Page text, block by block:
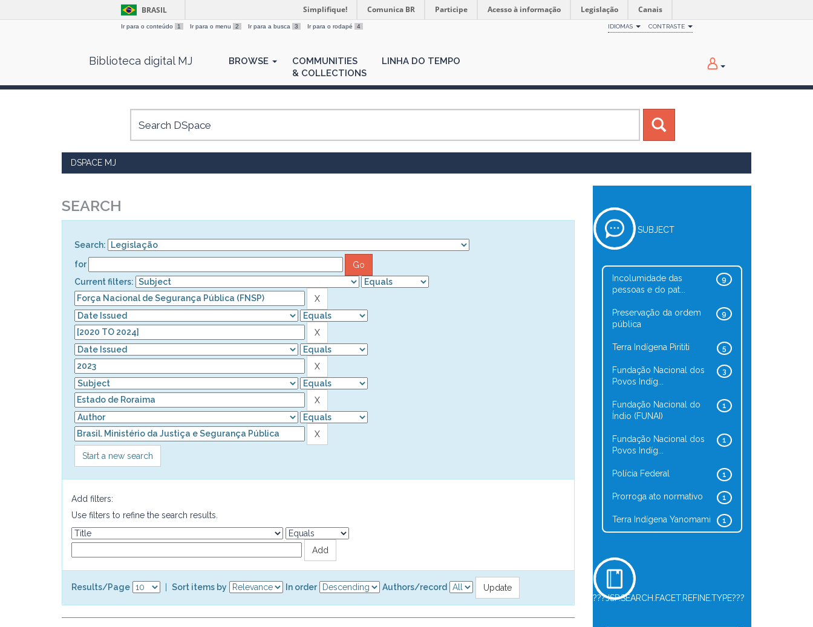
BRASIL Simplifique! Comunica BR Participe Acesso à informação Legislação Canais
Ir para o conteúdo 1 Ir para o menu 2 Ir para a busca 3 Ir para o rodapé 4 IDIOMAS CONTRASTE
Biblioteca digital MJ BROWSE
COMMUNITIES
& COLLECTIONS
LINHA DO TEMPO
DSPACE MJ
SEARCH
Search:
for
Current filters:
Start a new search
Add filters:
Use filters to refine the search results.
Results/Page Sort items by In order Authors/record
SUBJECT
9
Incolumidade das
pessoas e do pat...
9
Preservação da ordem
pública
5
Terra Indígena Pirititi
3
Fundação Nacional dos
Povos Indíg...
1
Fundação Nacional do
Índio (FUNAI)
1
Fundação Nacional dos
Povos Indíg...
1
Polícia Federal
1
Prorroga ato normativo
1
Terra Indígena Yanomami
???JSP.SEARCH.FACET.REFINE.TYPE???